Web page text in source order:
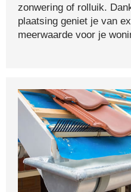
zonwering of rolluik.
plaatsing geniet je van
meerwaarde voor je